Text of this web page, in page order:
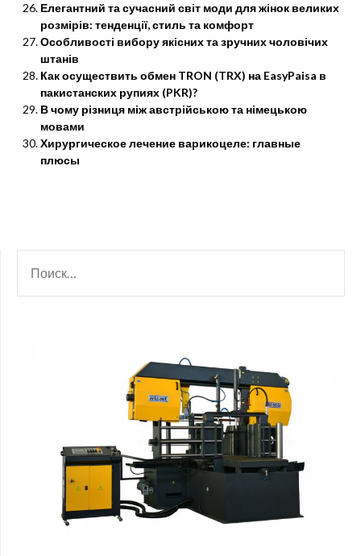
Елегантний та сучасний світ моди для жінок великих
розмірів: тенденції, стиль та комфорт
Особливості вибору якісних та зручних чоловічих
штанів
Как осуществить обмен TRON (TRX) на EasyPaisa в
пакистанских рупиях (PKR)?
В чому різниця між австрійською та німецькою
мовами
Хирургическое лечение варикоцеле: главные
плюсы